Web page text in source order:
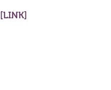
[LINK]